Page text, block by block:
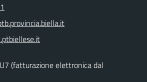
(fatturazione elettronica dal